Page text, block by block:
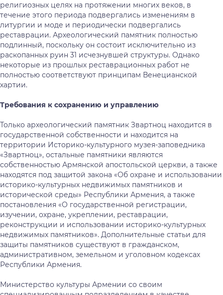
религиозных целях на протяжении многих веков, в
течение этого периода подвергались изменениям в
литургии и моде и периодически подвергались
реставрации. Археологический памятник полностью
подлинный, поскольку он состоит исключительно из
раскопанных руин 31 исчезнувшей структуры. Однако
некоторые из прошлых реставрационных работ не
полностью соответствуют принципам Венецианской
хартии.
Требования к сохранению и управлению
Только археологический памятник Звартноц находится в
государственной собственности и находится на
территории Историко-культурного музея-заповедника
«Звартноц», остальные памятники являются
собственностью Армянской апостольской церкви, а также
находятся под защитой закона «Об охране и использовании
историко-культурных недвижимых памятников и
исторической среды» Республики Армения, а также
постановления «О государственной регистрации,
изучении, охране, укреплении, реставрации,
реконструкции и использовании историко-культурных
недвижимых памятников». Дополнительные статьи для
защиты памятников существуют в гражданском,
административном, земельном и уголовном кодексах
Республики Армения.
Министерство культуры Армении со своим